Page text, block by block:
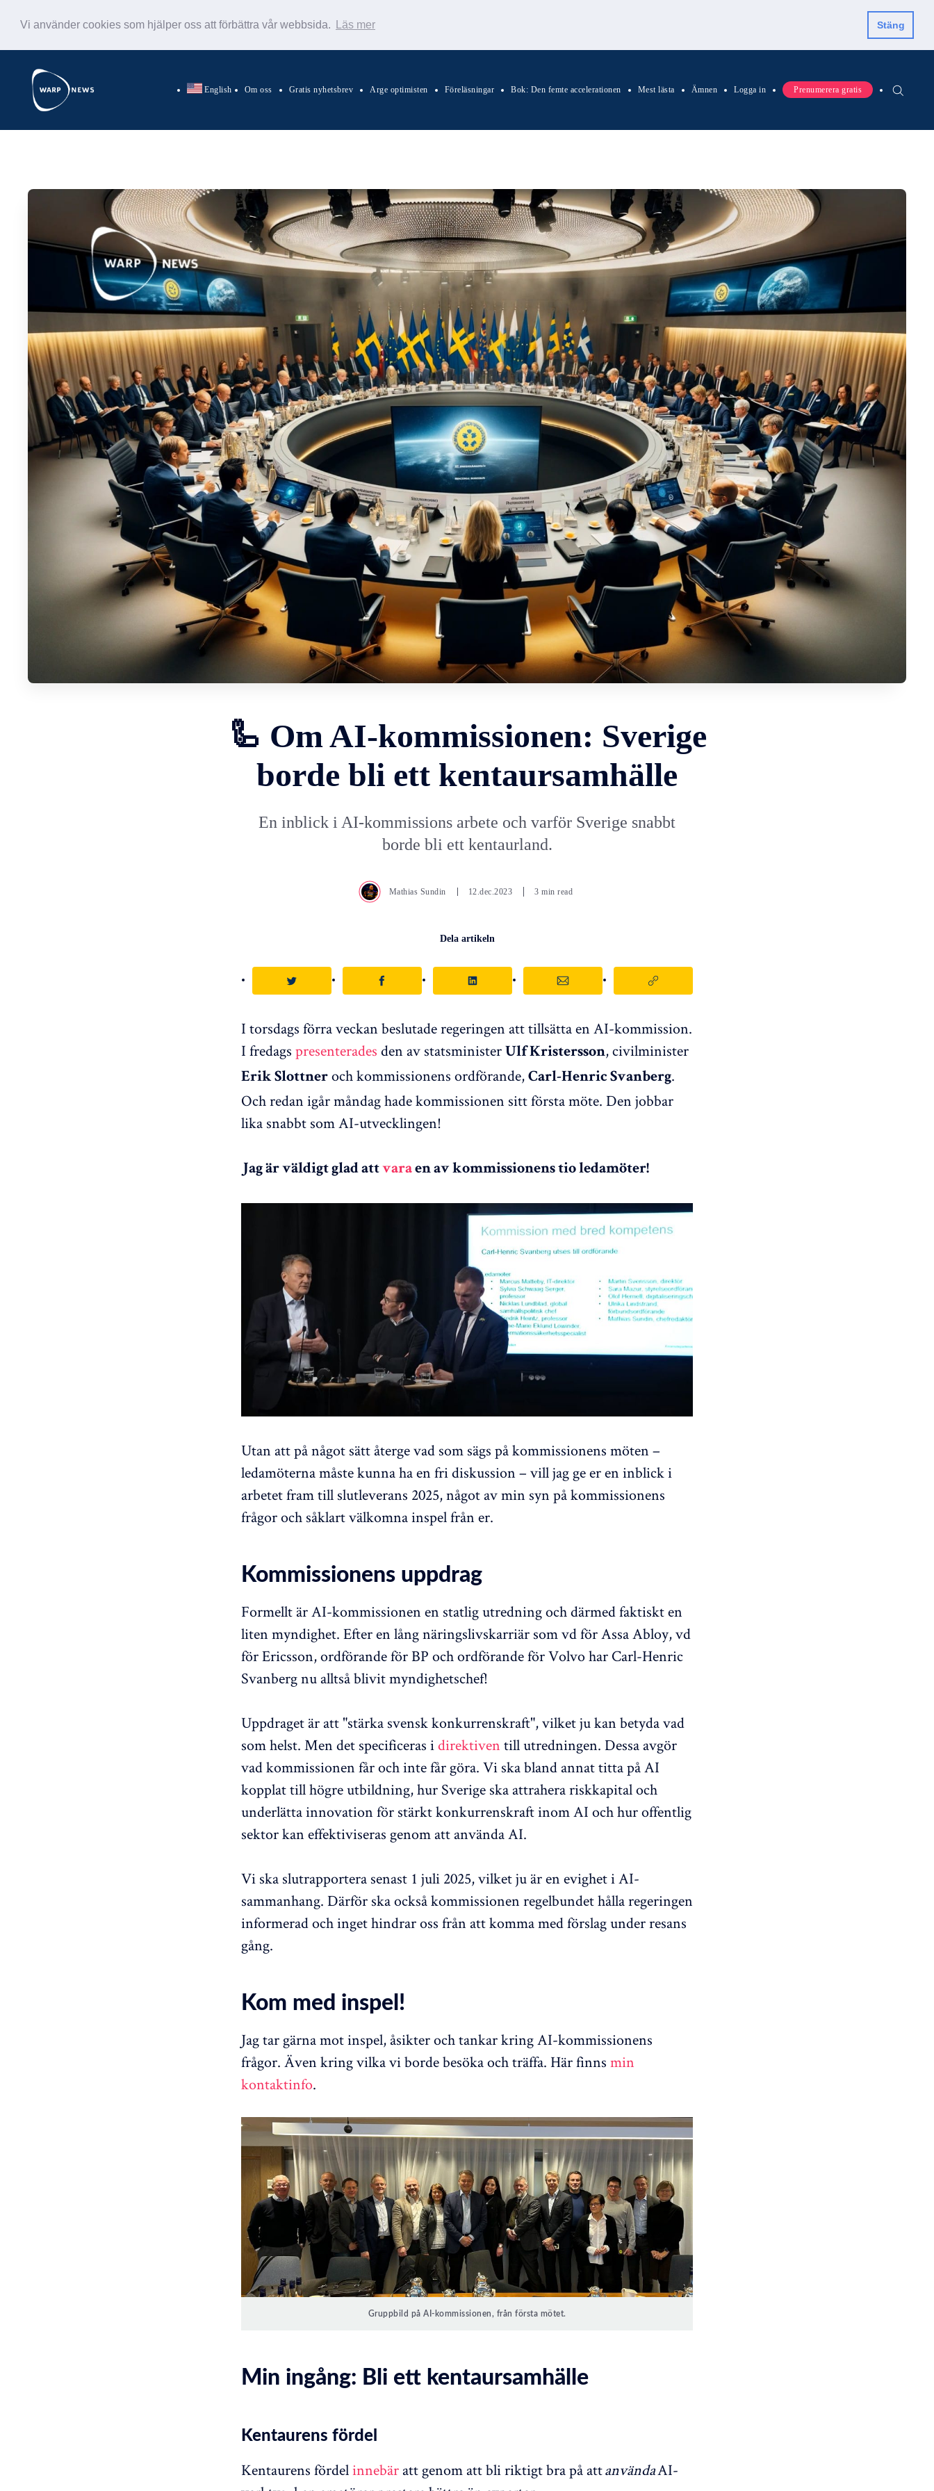
Vi använder cookies som hjälper oss att förbättra vår webbsida. Läs mer Stäng
English Om oss Gratis nyhetsbrev Arge optimisten Föreläsningar Bok: Den femte accelerationen Mest lästa Ämnen Logga in Prenumerera gratis
🦾 Om AI-kommissionen: Sverige
borde bli ett kentaursamhälle
En inblick i AI-kommissions arbete och varför Sverige snabbt
borde bli ett kentaurland.
Mathias Sundin 12.dec.2023 3 min read
Dela artikeln
I torsdags förra veckan beslutade regeringen att tillsätta en AI-kommission.
I fredags presenterades den av statsminister Ulf Kristersson, civilminister
Erik Slottner och kommissionens ordförande, Carl-Henric Svanberg.
Och redan igår måndag hade kommissionen sitt första möte. Den jobbar
lika snabbt som AI-utvecklingen!
Jag är väldigt glad attvaraen av kommissionens tio ledamöter!
Utan att på något sätt återge vad som sägs på kommissionens möten –
ledamöterna måste kunna ha en fri diskussion – vill jag ge er en inblick i
arbetet fram till slutleverans 2025, något av min syn på kommissionens
frågor och såklart välkomna inspel från er.
Kommissionens uppdrag
Formellt är AI-kommissionen en statlig utredning och därmed faktiskt en
liten myndighet. Efter en lång näringslivskarriär som vd för Assa Abloy, vd
för Ericsson, ordförande för BP och ordförande för Volvo har Carl-Henric
Svanberg nu alltså blivit myndighetschef!
Uppdraget är att "stärka svensk konkurrenskraft", vilket ju kan betyda vad
som helst. Men det specificeras idirektiven till utredningen. Dessa avgör
vad kommissionen får och inte får göra. Vi ska bland annat titta på AI
kopplat till högre utbildning, hur Sverige ska attrahera riskkapital och
underlätta innovation för stärkt konkurrenskraft inom AI och hur offentlig
sektor kan effektiviseras genom att använda AI.
Vi ska slutrapportera senast 1 juli 2025, vilket ju är en evighet i AI-
sammanhang. Därför ska också kommissionen regelbundet hålla regeringen
informerad och inget hindrar oss från att komma med förslag under resans
gång.
Kom med inspel!
Jag tar gärna mot inspel, åsikter och tankar kring AI-kommissionens
frågor. Även kring vilka vi borde besöka och träffa. Här finns min
kontaktinfo.
Gruppbild på AI-kommissionen, från första mötet.
Min ingång: Bli ett kentaursamhälle
Kentaurens fördel
Kentaurens fördelinnebär att genom att bli riktigt bra på attanvändaAI-